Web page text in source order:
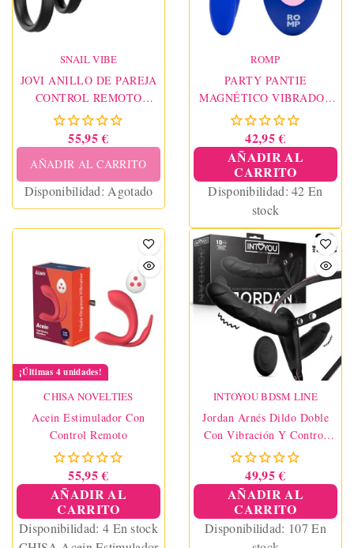
SNAIL VIBE
JOVI ANILLO DE PAREJA
CONTROL REMOTO
NEGRO
55,95 €
AÑADIR AL CARRITO
Disponibilidad: Agotado
ROMP
PARTY PANTIE
MAGNÉTICO VIBRADOR
SILICONA CONTROL
REMOTO
42,95 €
AÑADIR AL
CARRITO
Disponibilidad:42 En
stock
¡Últimas 4 unidades!
CHISA NOVELTIES
Acein Estimulador Con
Control Remoto
55,95 €
AÑADIR AL
CARRITO
Disponibilidad: 4 En stock
INTOYOU BDSM LINE
Jordan Arnés Dildo Doble
Con Vibración Y Control
Remoto
49,95 €
AÑADIR AL
CARRITO
Disponibilidad: 107 En